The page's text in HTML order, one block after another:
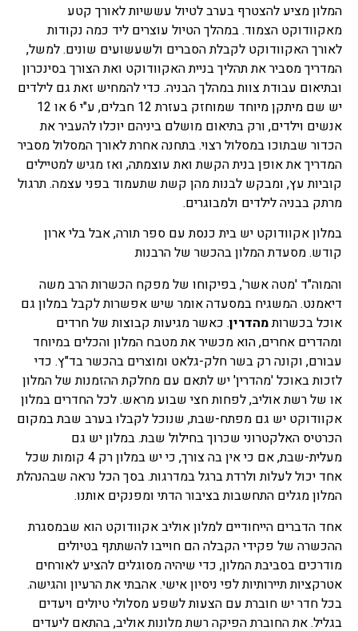
המלון מציע להצטרף בערב לטיול עששיות לאורך קטע
מאקוודוקט הצמוד. במהלך הטיול עוצרים ליד כמה נקודות
לאורך האקוודוקט לקבלת הסברים ולשעשועים שונים. למשל,
המדריך מסביר את תהליך בניית האקוודוקט ואת הצורך בסינכרון
ובתיאום עבודת צוות במהלך הבניה. כדי להמחיש זאת גם לילדים
יש שם מיתקן מיוחד שמוחזק בעזרת 12 חבלים, ע"י 6 או 12
אנשים וילדים, ורק בתיאום מושלם ביניהם יוכלו להעביר את
הכדור שבתוכו במסלול רצוי. בתחנה אחרת לאורך המסלול מסביר
המדריך את אופן בנית הקשת ואת עוצמתה, ואז מגיש למטיילים
קוביות עץ, ומבקש לבנות מהן קשת שתעמוד בפני עצמה. תרגול
מרתק בבניה לילדים ולמבוגרים.
במלון אקוודוקט יש בית כנסת עם ספר תורה, אבל בלי ארון
קודש. מסעדת המלון בהכשר של הרבנות
והמוה"ד 'מטה אשר', בפיקוחו של מפקח הכשרות הרב משה
דיאמנט. המשגיח במסעדה אומר שיש אפשרות לקבל במלון גם
אוכל בכשרותמהדרין. כאשר מגיעות קבוצות של חרדים
ומהדרים אחרים, הוא מכשיר את מטבח המלון והכלים במיוחד
עבורם, וקונה רק בשר חלק-גלאט ומוצרים בהכשר בד"ץ. כדי
לזכות באוכל 'מהדרין' יש לתאם עם מחלקת ההזמנות של המלון
או של רשת אוליב, לפחות חצי שבוע מראש. לכל החדרים במלון
אקוודוקט יש גם מפתח-שבת, שנוכל לקבלו בערב שבת במקום
הכרטיס האלקטרוני שכרוך בחילול שבת. במלון יש גם
מעלית-שבת, אם כי אין בה צורך, כי יש במלון רק 4 קומות שכל
אחד יכול לעלות ולרדת ברגל במדרגות. בסך הכל נראה שבהנהלת
המלון מגלים התחשבות בציבור הדתי ומפנקים אותנו.
אחד הדברים הייחודיים למלון אוליב אקוודוקט הוא שבמסגרת
ההכשרה של פקידי הקבלה הם חוייבו להשתתף בטיולים
מודרכים בסביבת המלון, כדי שיהיה מסוגלים להציע לאורחים
אטרקציות תיירותיות לפי ניסיון אישי. אהבתי את הרעיון והגישה.
בכל חדר יש חוברת עם הצעות לשפע מסלולי טיולים ויעדים
בגליל. את החוברת הפיקה רשת מלונות אוליב, בהתאם ליעדים